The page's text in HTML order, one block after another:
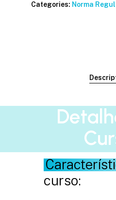
Categories: Norma
curso: